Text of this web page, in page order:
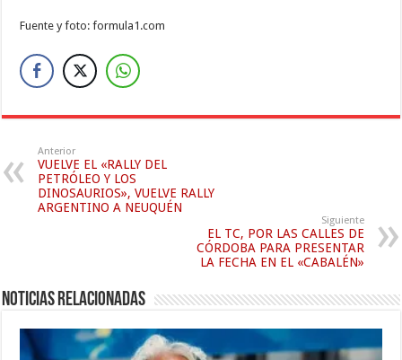
Fuente y foto: formula1.com
Anterior
VUELVE EL «RALLY DEL
PETRÓLEO Y LOS
DINOSAURIOS», VUELVE RALLY
ARGENTINO A NEUQUÉN
Siguiente
EL TC, POR LAS CALLES DE
CÓRDOBA PARA PRESENTAR
LA FECHA EN EL «CABALÉN»
Noticias relacionadas